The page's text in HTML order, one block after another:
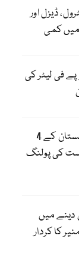
ڈیزل اور
کمی
کی قیمت 228 روپے فی لیٹر کی
الیکشن کمیشن نے بلوچستان کے 4
حلقوں میں 9 اگست کی پولنگ
میں
کا کردار